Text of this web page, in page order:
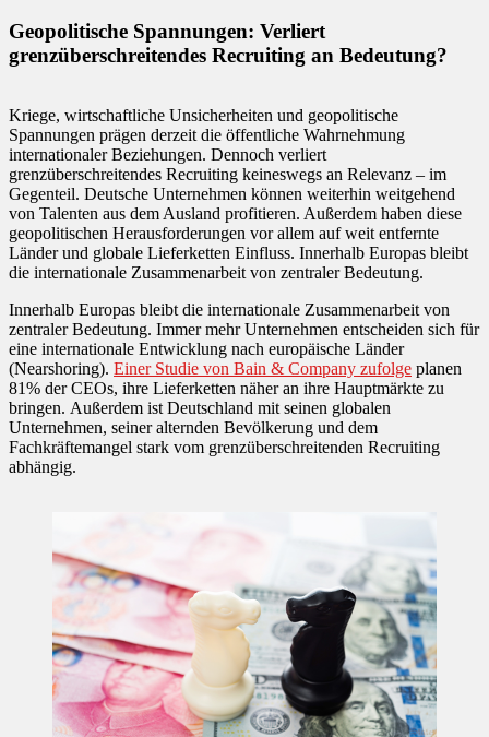
Geopolitische Spannungen: Verliert
grenzüberschreitendes Recruiting an Bedeutung?
Kriege, wirtschaftliche Unsicherheiten und geopolitische
Spannungen prägen derzeit die öffentliche Wahrnehmung
internationaler Beziehungen. Dennoch verliert
grenzüberschreitendes Recruiting keineswegs an Relevanz – im
Gegenteil. Deutsche Unternehmen können weiterhin weitgehend
von Talenten aus dem Ausland profitieren. Außerdem haben diese
geopolitischen Herausforderungen vor allem auf weit entfernte
Länder und globale Lieferketten Einfluss. Innerhalb Europas bleibt
die internationale Zusammenarbeit von zentraler Bedeutung.
Innerhalb Europas bleibt die internationale Zusammenarbeit von
zentraler Bedeutung. Immer mehr Unternehmen entscheiden sich für
eine internationale Entwicklung nach europäische Länder
(Nearshoring). Einer Studie von Bain & Company zufolge planen
81% der CEOs, ihre Lieferketten näher an ihre Hauptmärkte zu
bringen. Außerdem ist Deutschland mit seinen globalen
Unternehmen, seiner alternden Bevölkerung und dem
Fachkräftemangel stark vom grenzüberschreitenden Recruiting
abhängig.